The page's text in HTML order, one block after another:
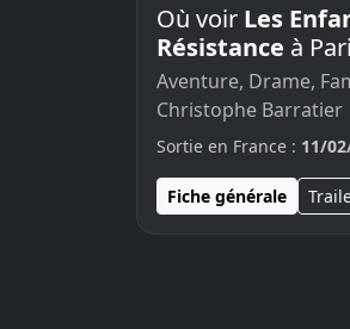
Où voir Les
Résistance à
Aventure, Drame,
Christophe Barratier
Sortie en France : 11/
Fiche générale